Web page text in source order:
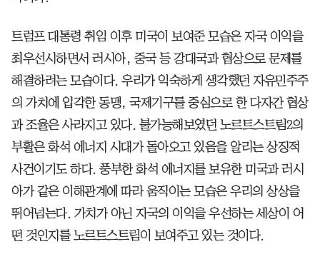
트럼프 대통령 취임 이후 미국이 보여준 모습은 자국 이익을
최우선시하면서 러시아, 중국 등 강대국과 협상으로 문제를
해결하려는 모습이다. 우리가 익숙하게 생각했던 자유민주주
의 가치에 입각한 동맹, 국제기구를 중심으로 한 다자간 협상
과 조율은 사라지고 있다. 불가능해보였던 노르트스트림2의
부활은 화석 에너지 시대가 돌아오고 있음을 알리는 상징적
사건이기도 하다. 풍부한 화석 에너지를 보유한 미국과 러시
아가 같은 이해관계에 따라 움직이는 모습은 우리의 상상을
뛰어넘는다. 가치가 아닌 자국의 이익을 우선하는 세상이 어
떤 것인지를 노르트스트림이 보여주고 있는 것이다.